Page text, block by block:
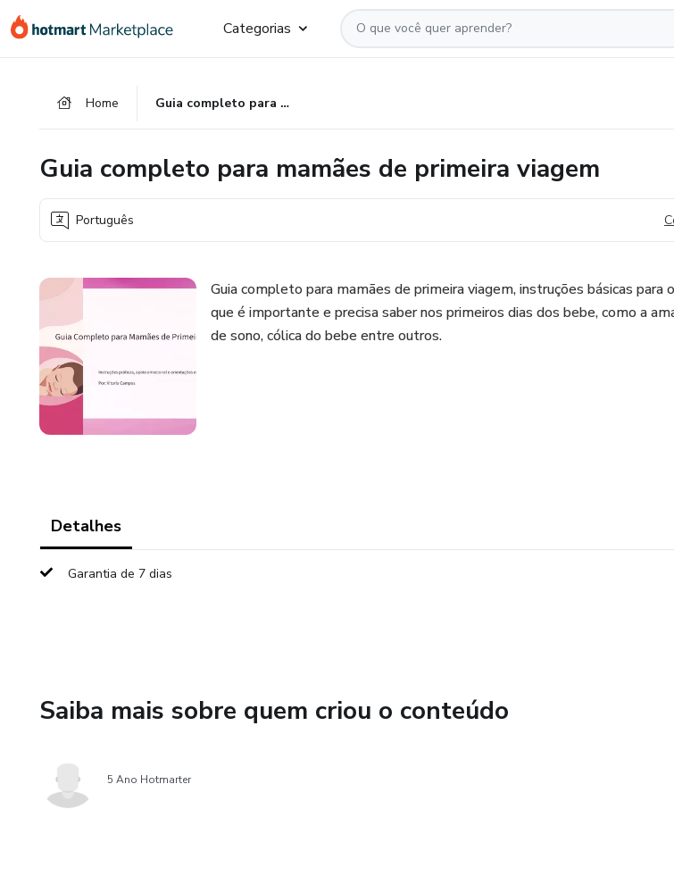
para
para
para
Categorias
Home Guia completo para mamães de primeira viagem
Guia completo para mamães de primeira viagem
Português
Guia completo para mamães de primeira viagem, instruções básicas para
que é importante e precisa saber nos primeiros dias dos bebe, como a
de sono, cólica do bebe entre outros.
Detalhes
Garantia de 7 dias
Saiba mais sobre quem criou o conteúdo
5 Ano Hotmarter